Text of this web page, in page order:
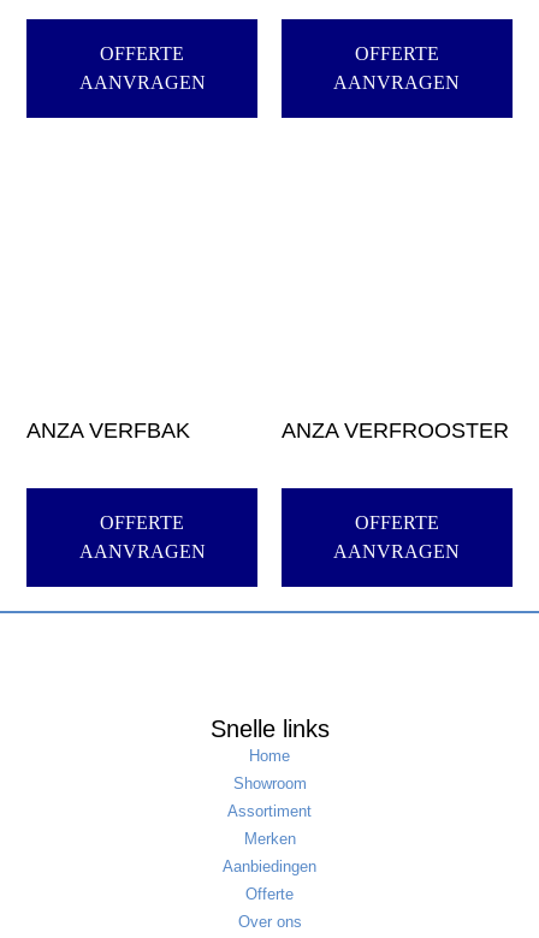
OFFERTE
AANVRAGEN
OFFERTE
AANVRAGEN
ANZA VERFBAK
OFFERTE
AANVRAGEN
ANZA VERFROOSTER
OFFERTE
AANVRAGEN
Snelle links
Home
Showroom
Assortiment
Merken
Aanbiedingen
Offerte
Over ons